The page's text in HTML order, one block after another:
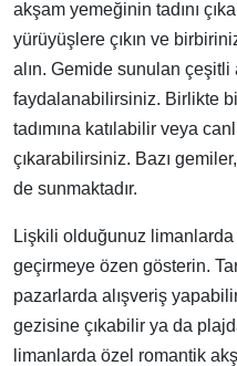
akşam yemeğinin tadını
yürüyüşlere çıkın ve
alın. Gemide sunulan
faydalanabilirsiniz. Birlikte
tadımına katılabilir veya
çıkarabilirsiniz. Bazı
de sunmaktadır.
Lişkili olduğunuz limanlarda
geçirmeye özen gösterin.
pazarlarda alışveriş
gezisine çıkabilir ya da
limanlarda özel romantik